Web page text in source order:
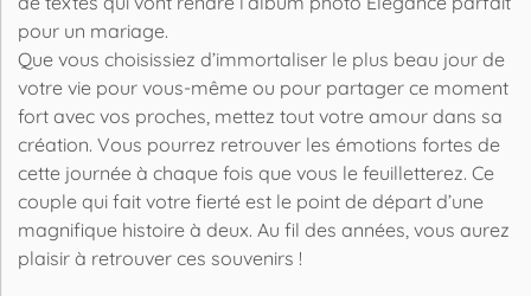
pour un mariage.
Que vous choisissiez d’immortaliser le plus beau jour de
votre vie pour vous-même ou pour partager ce moment
fort avec vos proches, mettez tout votre amour dans sa
création. Vous pourrez retrouver les émotions fortes de
cette journée à chaque fois que vous le feuilletterez. Ce
couple qui fait votre fierté est le point de départ d’une
magnifique histoire à deux. Au fil des années, vous aurez
plaisir à retrouver ces souvenirs !